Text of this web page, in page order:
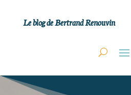
Le blog de Bertrand Renouvin